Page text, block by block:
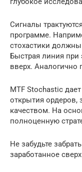
Сигналы
программе.
стохастики
Быстрая линия при
вверх. Аналогично
MTF Stochastic
открытия ордеров,
качеством. На
полноценную
Не забудьте
заработанное